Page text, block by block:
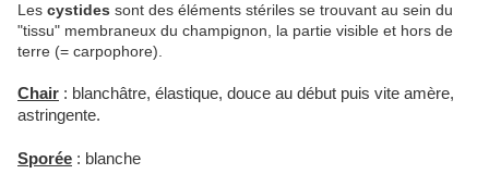
Les cystides sont des éléments stériles se trouvant au sein du
"tissu" membraneux du champignon, la partie visible et hors de
terre (= carpophore).
Chair : blanchâtre, élastique, douce au début puis vite amère,
astringente.
Sporée : blanche